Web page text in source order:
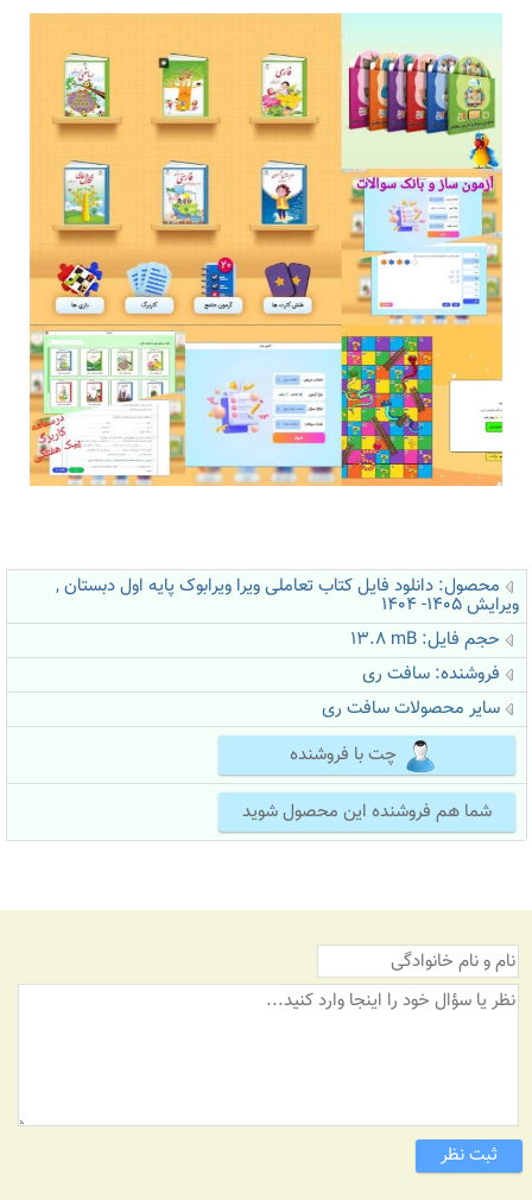
محصول: دانلود فایل کتاب تعاملی ویرا ویرابوک پایه اول دبستان ,
ویرایش 1405- 1404
حجم فایل: 13.8
i mB
فروشنده:سافت ری
سایر محصولات سافت ری
چت با فروشنده
شما هم فروشنده این محصول شوید
ثبت نظر